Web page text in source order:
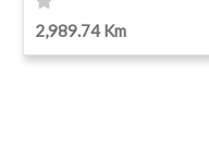
2,989.74 Km